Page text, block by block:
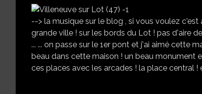
--> la musique sur le blog , si vous voulez
grande ville ! sur les bords du Lot ! pas d'aire
... ... on passe sur le 1er pont et j'ai aimé cette
beau dans cette maison ! un beau monument
ces places avec les arcades ! la place central !